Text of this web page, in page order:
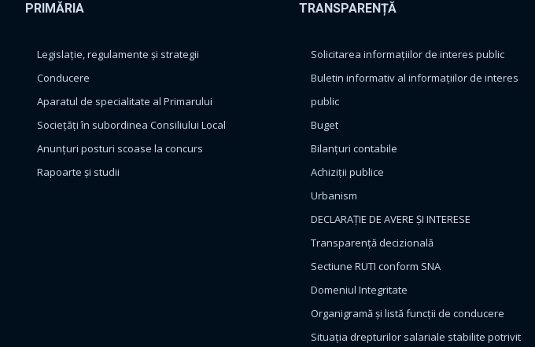
PRIMĂRIA
Legislație, regulamente și strategii
Conducere
Aparatul de specialitate al Primarului
Sociețăți în subordinea Consiliului Local
Anunțuri posturi scoase la concurs
Rapoarte și studii
TRANSPARENȚĂ
Solicitarea informațiilor de interes public
Buletin informativ al informațiilor de interes
public
Buget
Bilanțuri contabile
Achiziții publice
Urbanism
DECLARAȚIE DE AVERE ȘI INTERESE
Transparență decizională
Sectiune RUTI conform SNA
Domeniul Integritate
Organigramă și listă funcții de conducere
Situația drepturilor salariale stabilite potrivit